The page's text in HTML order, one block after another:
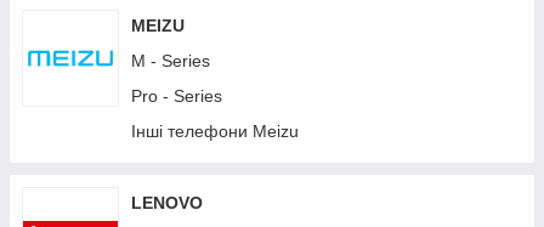
Y - Series
Інші телефони Huawei
Планшети Huawei
MEIZU
M - Series
Pro - Series
Інші телефони Meizu
LENOVO